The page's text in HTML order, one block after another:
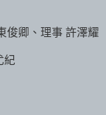
俊卿、理事 許澤耀
紀